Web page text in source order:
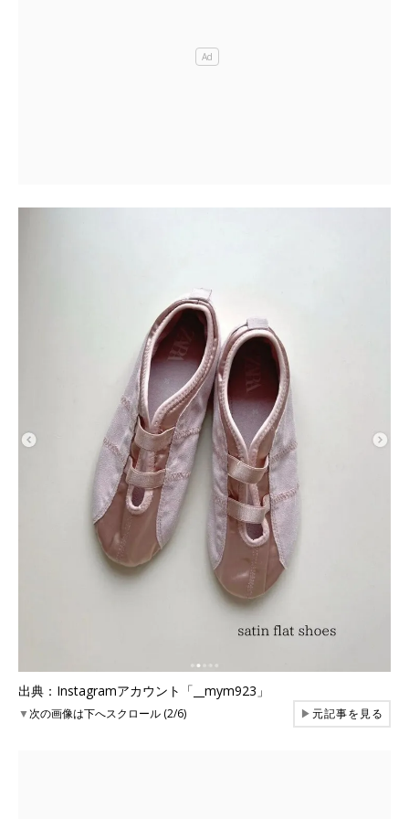
出典：Instagramアカウント「__mym923」
▼次の画像は下へスクロール (2/6) ▶元記事を見る